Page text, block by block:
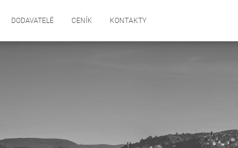
DODAVATELÉ CENÍK KONTAKTY